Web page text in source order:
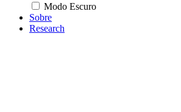
Modo Escuro
Sobre
Research